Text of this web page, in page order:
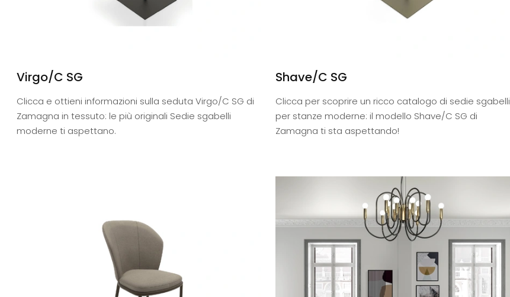
Virgo/C SG
Clicca e ottieni informazioni sulla seduta Virgo/C SG di
Zamagna in tessuto: le più originali Sedie sgabelli
moderne ti aspettano.
Shave/C SG
Clicca per scoprire un ricco catalogo di sedie sgabelli
per stanze moderne: il modello Shave/C SG di
Zamagna ti sta aspettando!